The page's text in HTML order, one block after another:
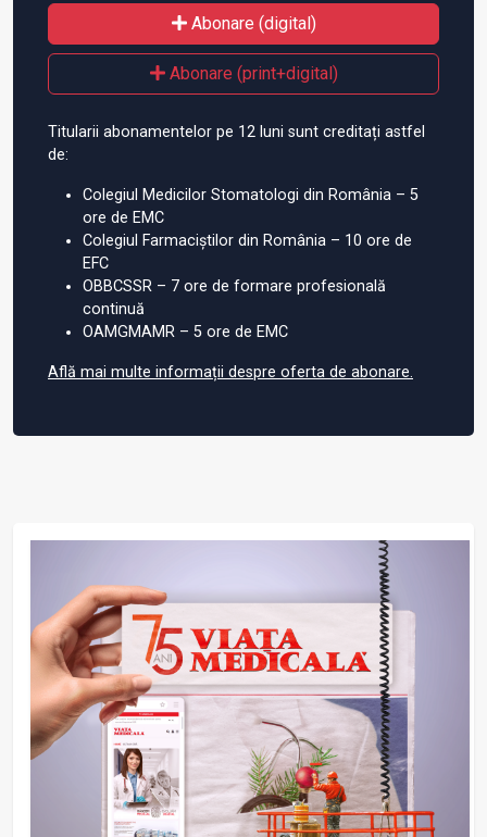
Abonare (digital)
Abonare (print+digital)
Titularii abonamentelor pe 12 luni sunt creditați astfel
de:
Colegiul Medicilor Stomatologi din România – 5
ore de EMC
Colegiul Farmaciștilor din România – 10 ore de
EFC
OBBCSSR – 7 ore de formare profesională
continuă
OAMGMAMR – 5 ore de EMC
Află mai multe informații despre oferta de abonare.